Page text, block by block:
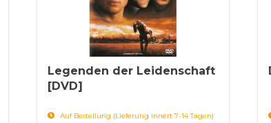
Legenden der Leidenschaft
[DVD]
Auf Bestellung (Lieferung innert 7-14 Tagen)